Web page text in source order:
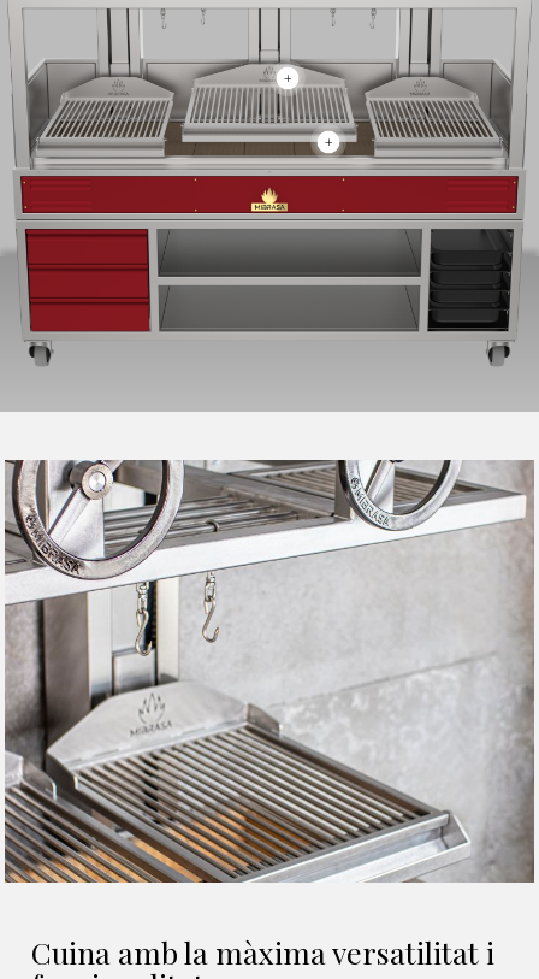
Cuina amb la màxima versatilitat i